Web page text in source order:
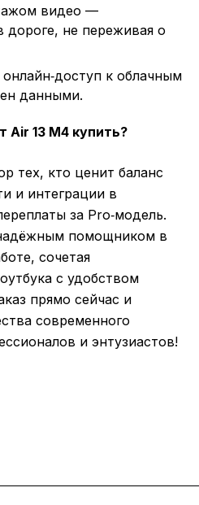
видео —
дороге, не переживая о
к облачным
данными.
Air 13 M4 купить?
тех, кто ценит баланс
и интеграции в
за Pro‑модель.
помощником в
сочетая
с удобством
прямо сейчас и
современного
и энтузиастов!